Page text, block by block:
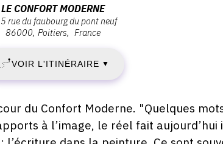
VENDREDI
6
AVRIL
2018
-
LE CONFORT MODERNE
rue du faubourg du pont neuf
86000 Poitiers France
VOIR L'ITINÉRAIRE ▼
du Confort Moderne. "Quelques
à l’image, le réel fait aujourd’hui